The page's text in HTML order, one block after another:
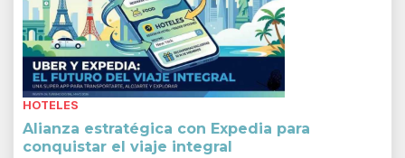
HOTELES
Alianza estratégica con Expedia para
conquistar el viaje integral